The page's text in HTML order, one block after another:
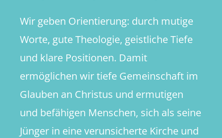
Wir geben Orientierung: durch mutige
Worte, gute Theologie, geistliche Tiefe
und klare Positionen. Damit
ermöglichen wir tiefe Gemeinschaft im
Glauben an Christus und ermutigen
und befähigen Menschen, sich als seine
Jünger in eine verunsicherte Kirche und